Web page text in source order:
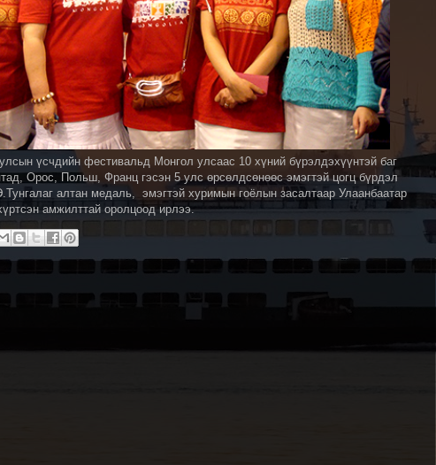
үсчдийн фестивальд Монгол улсаас 10 хүний бүрэлдэхүүнтэй баг
Орос, Польш, Франц гэсэн 5 улс өрсөлдсөнөөс эмэгтэй цогц бүрдэл
алтан медаль, эмэгтэй хуримын гоёлын засалтаар Улаанбаатар
амжилттай оролцоод ирлээ.